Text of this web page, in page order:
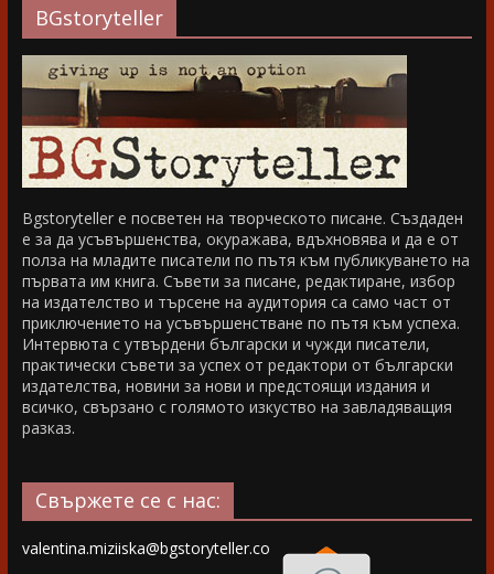
BGstoryteller
Bgstoryteller е посветен на творческото писане. Създаден
е за да усъвършенства, окуражава, вдъхновява и да е от
полза на младите писатели по пътя към публикуването на
първата им книга. Съвети за писане, редактиране, избор
на издателство и търсене на аудитория са само част от
приключението на усъвършенстване по пътя към успеха.
Интервюта с утвърдени български и чужди писатели,
практически съвети за успех от редактори от български
издателства, новини за нови и предстоящи издания и
всичко, свързано с голямото изкуство на завладяващия
разказ.
Свържете се с нас:
valentina.miziiska@bgstoryteller.co